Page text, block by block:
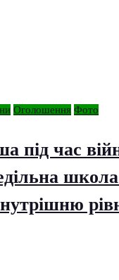
Оголошення Фото
під час